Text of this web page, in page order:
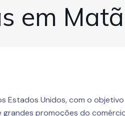
em
Estados Unidos, com o
promoções do